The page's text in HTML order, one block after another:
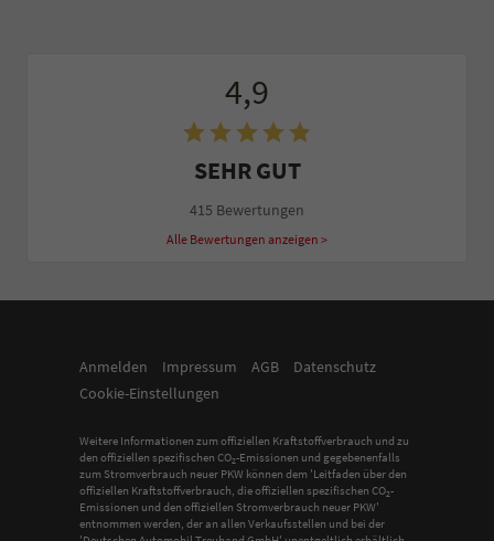
4,9
SEHR GUT
415 Bewertungen
Alle Bewertungen anzeigen >
Anmelden Impressum AGB
Datenschutz
Cookie-Einstellungen
Weitere Informationen zum offiziellen Kraftstoffverbrauch und zu
den offiziellen spezifischen CO2-Emissionen und gegebenenfalls
zum Stromverbrauch neuer PKW können dem 'Leitfaden über den
offiziellen Kraftstoffverbrauch, die offiziellen spezifischen CO2-
Emissionen und den offiziellen Stromverbrauch neuer PKW'
entnommen werden, der an allen Verkaufsstellen und bei der